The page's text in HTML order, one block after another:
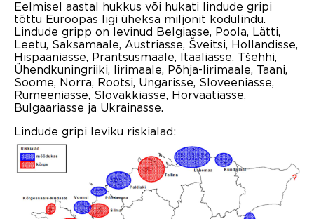
Eelmisel aastal hukkus või hukati lindude gripi
tõttu Euroopas ligi üheksa miljonit kodulindu.
Lindude gripp on levinud Belgiasse, Poola, Lätti,
Leetu, Saksamaale, Austriasse, Šveitsi, Hollandisse,
Hispaaniasse, Prantsusmaale, Itaaliasse, Tšehhi,
Ühendkuningriiki, Iirimaale, Põhja-Iirimaale, Taani,
Soome, Norra, Rootsi, Ungarisse, Sloveeniasse,
Rumeeniasse, Slovakkiasse, Horvaatiasse,
Bulgaariasse ja Ukrainasse.
Lindude gripi leviku riskialad: